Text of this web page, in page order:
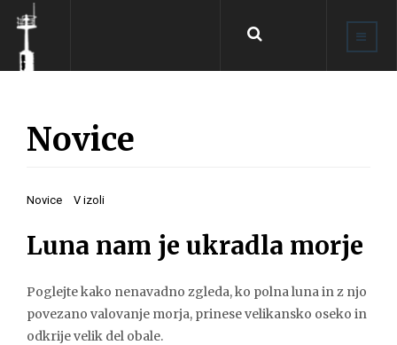
Novice
Novice V izoli
Luna nam je ukradla morje
Poglejte kako nenavadno zgleda, ko polna luna in z njo
povezano valovanje morja, prinese velikansko oseko in
odkrije velik del obale.